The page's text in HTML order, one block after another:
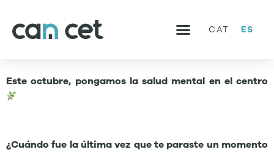
CAT ES
Este octubre, pongamos la salud mental en el centro
¿Cuándo fue la última vez que te paraste un momento